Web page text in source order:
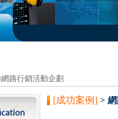
網路行銷活動企劃
[成功案例] >